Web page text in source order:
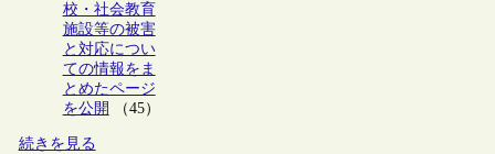
校・社会教育
施設等の被害
と対応につい
ての情報をま
とめたページ
を公開
（45）
続きを見る